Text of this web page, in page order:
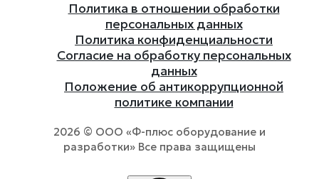
Политика в отношении обработки
персональных данных
Политика конфиденциальности
Согласие на обработку персональных
данных
Положение об антикоррупционной
политике компании
2026 © ООО «Ф-плюс оборудование и
разработки» Все права защищены